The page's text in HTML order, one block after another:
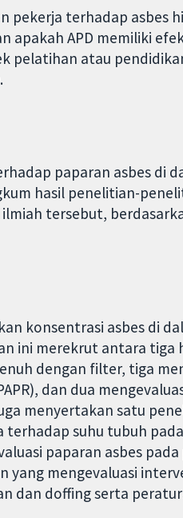
pekerja terhadap asbes
apakah APD memiliki
pelatihan atau
paparan asbes di
hasil penelitian-
tersebut,
konsentrasi asbes di
ini merekrut antara tiga
dengan filter, tiga
dan dua
menyertakan satu
suhu tubuh
paparan asbes pada
yang mengevaluasi
dan doffing serta